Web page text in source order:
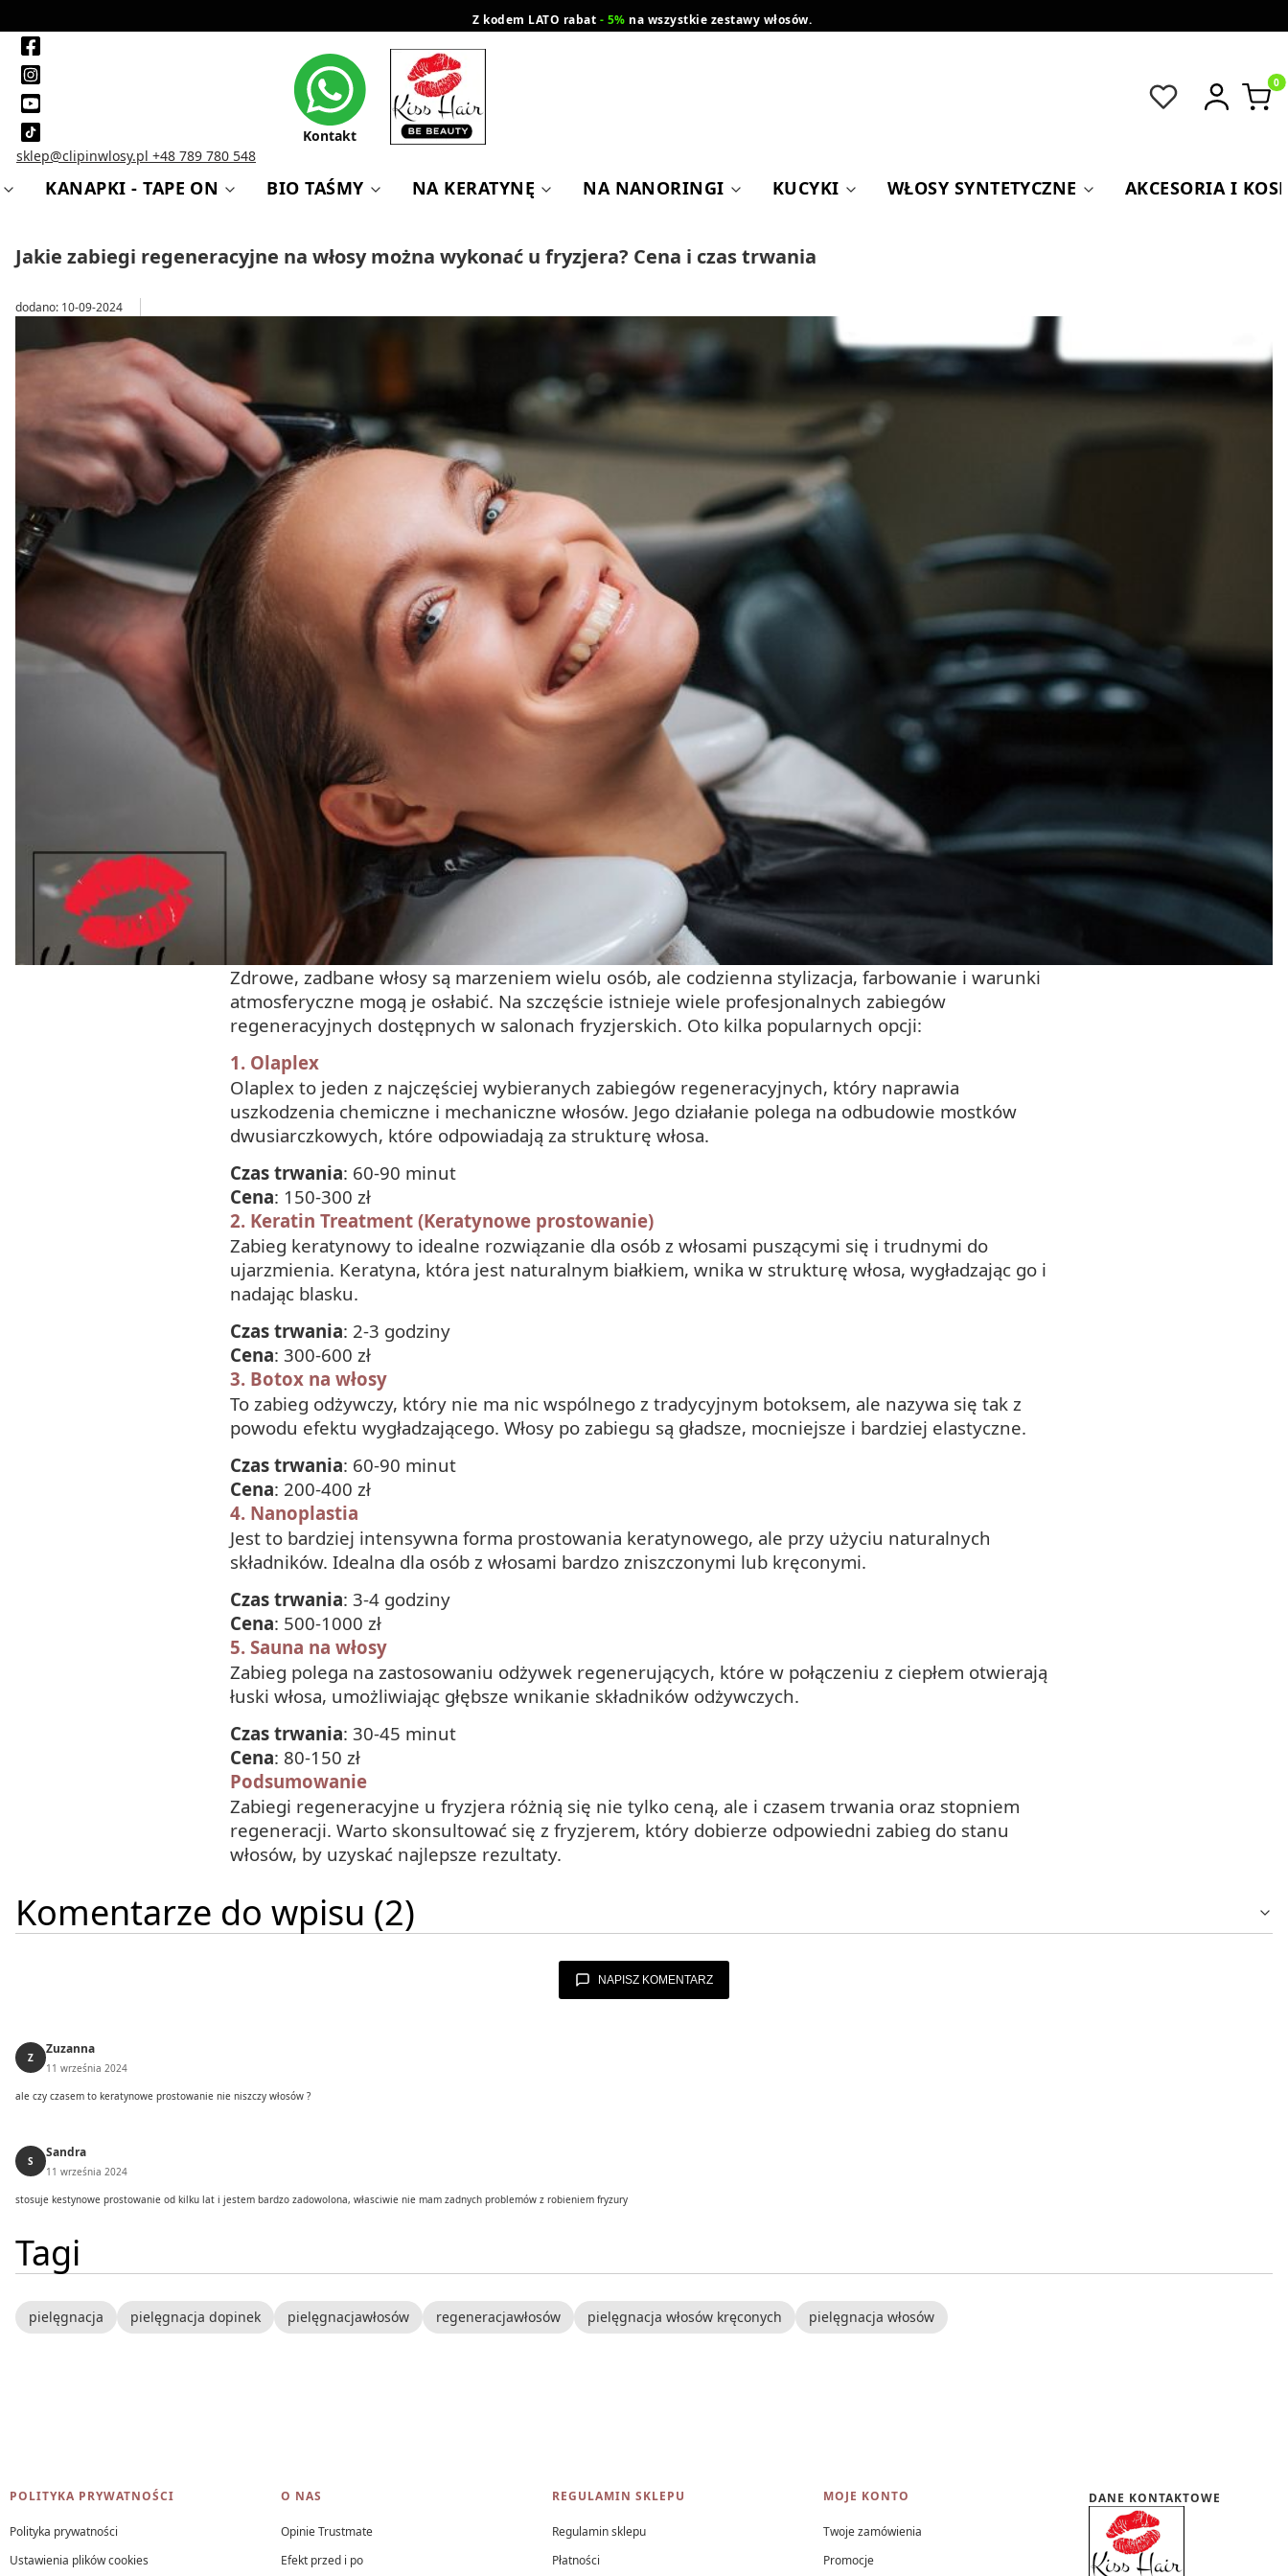
Z kodem LATO rabat - 5% na wszystkie zestawy włosów.
sklep@clipinwlosy.pl +48 789 780 548
Kontakt
KANAPKI - TAPE ON BIO TAŚMY NA KERATYNĘ NA NANORINGI KUCYKI WŁOSY SYNTETYCZNE AKCESORIA I
Jakie zabiegi regeneracyjne na włosy można wykonać u fryzjera? Cena i czas trwania
dodano: 10-09-2024
Zdrowe, zadbane włosy są marzeniem wielu osób, ale codzienna stylizacja, farbowanie i warunki
atmosferyczne mogą je osłabić. Na szczęście istnieje wiele profesjonalnych zabiegów
regeneracyjnych dostępnych w salonach fryzjerskich. Oto kilka popularnych opcji:
1. Olaplex
Olaplex to jeden z najczęściej wybieranych zabiegów regeneracyjnych, który naprawia
uszkodzenia chemiczne i mechaniczne włosów. Jego działanie polega na odbudowie mostków
dwusiarczkowych, które odpowiadają za strukturę włosa.
Czas trwania: 60-90 minut
Cena: 150-300 zł
2. Keratin Treatment (Keratynowe prostowanie)
Zabieg keratynowy to idealne rozwiązanie dla osób z włosami puszącymi się i trudnymi do
ujarzmienia. Keratyna, która jest naturalnym białkiem, wnika w strukturę włosa, wygładzając go i
nadając blasku.
Czas trwania: 2-3 godziny
Cena: 300-600 zł
3. Botox na włosy
To zabieg odżywczy, który nie ma nic wspólnego z tradycyjnym botoksem, ale nazywa się tak z
powodu efektu wygładzającego. Włosy po zabiegu są gładsze, mocniejsze i bardziej elastyczne.
Czas trwania: 60-90 minut
Cena: 200-400 zł
4. Nanoplastia
Jest to bardziej intensywna forma prostowania keratynowego, ale przy użyciu naturalnych
składników. Idealna dla osób z włosami bardzo zniszczonymi lub kręconymi.
Czas trwania: 3-4 godziny
Cena: 500-1000 zł
5. Sauna na włosy
Zabieg polega na zastosowaniu odżywek regenerujących, które w połączeniu z ciepłem otwierają
łuski włosa, umożliwiając głębsze wnikanie składników odżywczych.
Czas trwania: 30-45 minut
Cena: 80-150 zł
Podsumowanie
Zabiegi regeneracyjne u fryzjera różnią się nie tylko ceną, ale i czasem trwania oraz stopniem
regeneracji. Warto skonsultować się z fryzjerem, który dobierze odpowiedni zabieg do stanu
włosów, by uzyskać najlepsze rezultaty.
Komentarze do wpisu (2)
NAPISZ KOMENTARZ
Z
Zuzanna
11 września 2024
ale czy czasem to keratynowe prostowanie nie niszczy włosów ?
S
Sandra
11 września 2024
stosuje kestynowe prostowanie od kilku lat i jestem bardzo zadowolona, własciwie nie mam zadnych problemów z robieniem fryzury
Tagi
pielęgnacja pielęgnacja dopinek pielęgnacjawłosów regeneracjawłosów pielęgnacja włosów kręconych pielęgnacja włosów
Linki w stopce
POLITYKA PRYWATNOŚCI
Polityka prywatności
Ustawienia plików cookies
O NAS
Opinie Trustmate
Efekt przed i po
REGULAMIN SKLEPU
Regulamin sklepu
Płatności
MOJE KONTO
Twoje zamówienia
Promocje
DANE KONTAKTOWE